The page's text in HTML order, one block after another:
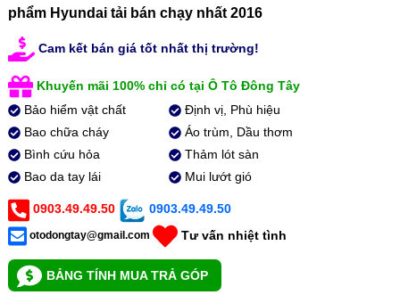
phẩm Hyundai tải bán chạy nhất 2016
Cam kết bán giá tốt nhất thị trường!
Khuyến mãi 100% chỉ có tại Ô Tô Đông Tây
Bảo hiểm vật chất
Bao chữa cháy
Bình cứu hỏa
Bao da tay lái
Định vị, Phù hiệu
Áo trùm, Dầu thơm
Thảm lót sàn
Mui lướt gió
0903.49.49.50 0903.49.49.50
otodongtay@gmail.com Tư vấn nhiệt tình
BẢNG TÍNH MUA TRẢ GÓP